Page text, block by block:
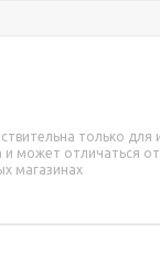
только для
и может отличаться
магазинах